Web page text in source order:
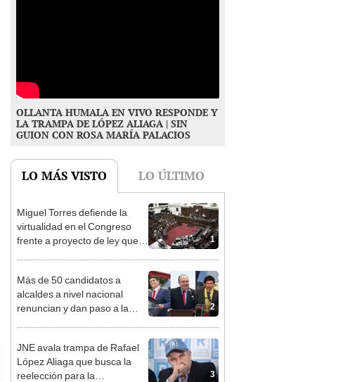
OLLANTA HUMALA EN VIVO RESPONDE Y
LA TRAMPA DE LÓPEZ ALIAGA | SIN
GUION CON ROSA MARÍA PALACIOS
LO MÁS VISTO LO ÚLTIMO
1
Miguel Torres defiende la
virtualidad en el Congreso
frente a proyecto de ley que
2
Más de 50 candidatos a
alcaldes a nivel nacional
renuncian y dan paso a la
3
JNE avala trampa de Rafael
López Aliaga que busca la
reelección para la